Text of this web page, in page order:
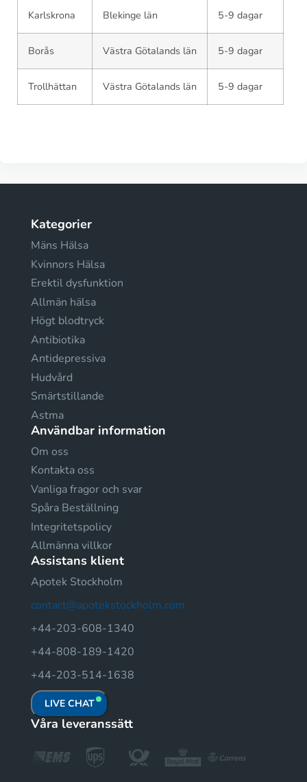
Karlskrona Blekinge län 5-9 dagar
Borås Västra Götalands län 5-9 dagar
Trollhättan Västra Götalands län 5-9 dagar
Kategorier
Mäns Hälsa
Kvinnors Hälsa
Erektil dysfunktion
Allmän hälsa
Högt blodtryck
Antibiotika
Antidepressiva
Hudvård
Smärtstillande
Astma
Användbar information
Om oss
Kontakta oss
Vanliga fragor och svar
Spåra Beställning
Integritetspolicy
Allmänna villkor
Assistans klient
Apotek Stockholm
contact@apotekstockholm.com
+44-203-608-1340
+44-808-189-1420
+44-203-514-1638
LIVE CHAT
Våra leveranssätt